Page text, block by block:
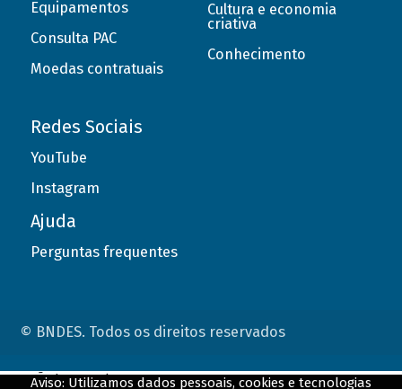
Equipamentos
Consulta PAC
Moedas contratuais
Cultura e economia
criativa
Conhecimento
Redes Sociais
YouTube
Instagram
Ajuda
Perguntas frequentes
© BNDES. Todos os direitos reservados
Aviso: Utilizamos dados pessoais, cookies e tecnologias
ConteÃºdo complementar